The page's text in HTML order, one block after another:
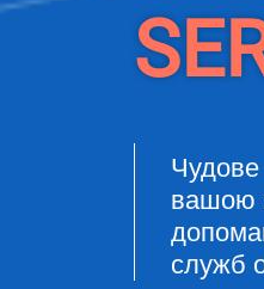
Чудове
вашою
служб